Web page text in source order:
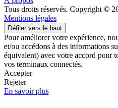
Tous droits réservés. Copyright ©
Mentions légales
Défiler vers le haut
Pour améliorer votre expérience,
et/ou accédons à des informations
équivalent) avec votre accord pour
vos terminaux connectés.
Accepter
Rejeter
En savoir plus